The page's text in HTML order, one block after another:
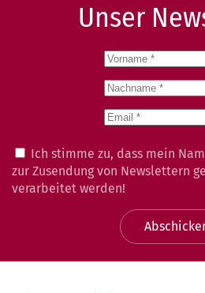
Unser
Ich stimme zu, dass mein
zur Zusendung von Newslettern
verarbeitet werden!